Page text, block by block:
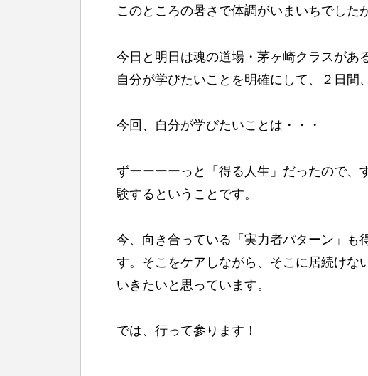
生
塾
このところの暑さで体調がいまいちでした
今日と明日は魂の道場・茅ヶ崎クラスがあ
自分が学びたいことを明確にして、２日間
今回、自分が学びたいことは・・・
ずーーーーっと「得る人生」だったので、
験するということです。
今、向き合っている「実力者パターン」も
す。そこをケアしながら、そこに居続けな
いきたいと思っています。
では、行って参ります！